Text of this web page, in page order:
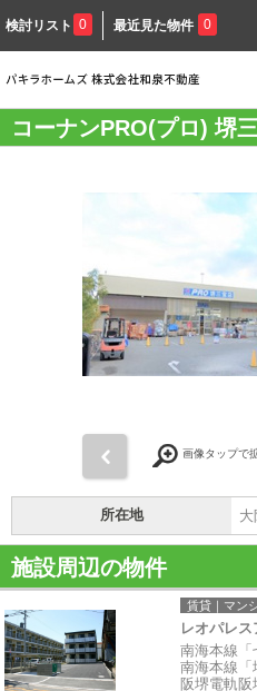
検討リスト 0 最近見た物件 0
コーナンPRO(プロ) 堺
画像タップで
所在地 大
施設周辺の物件
賃貸｜マン
レオパレス
南海本線「
南海本線「
阪堺電軌